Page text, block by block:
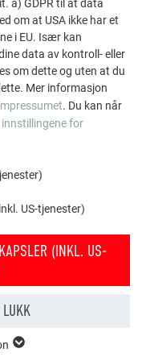
aluminium
prosjekter med
for tak,
a) GDPR til at data
om at USA ikke har et
i EU. Især kan
data av kontroll- eller
om dette og uten at du
Mer informasjon
. Du kan når
innstillingene for
US-tjenester)
(INKL. US-